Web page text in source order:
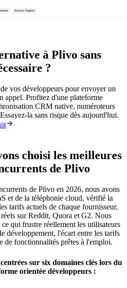
à Plivo sans
?
vos développeurs pour envoyer un
appel. Profitez d'une plateforme
CRM native, numéroteurs
la sans risque dès aujourd'hui.
choisi les meilleures
de Plivo
de Plivo en 2026, nous avons
et de la téléphonie cloud, vérifié la
tarifs actuels de chaque fournisseur,
sur Reddit, Quora et G2. Nous
qui frustre réellement les utilisateurs
développement, l'écart entre les tarifs
de fonctionnalités prêtes à l'emploi.
sur six domaines clés lors du
orientée développeurs :